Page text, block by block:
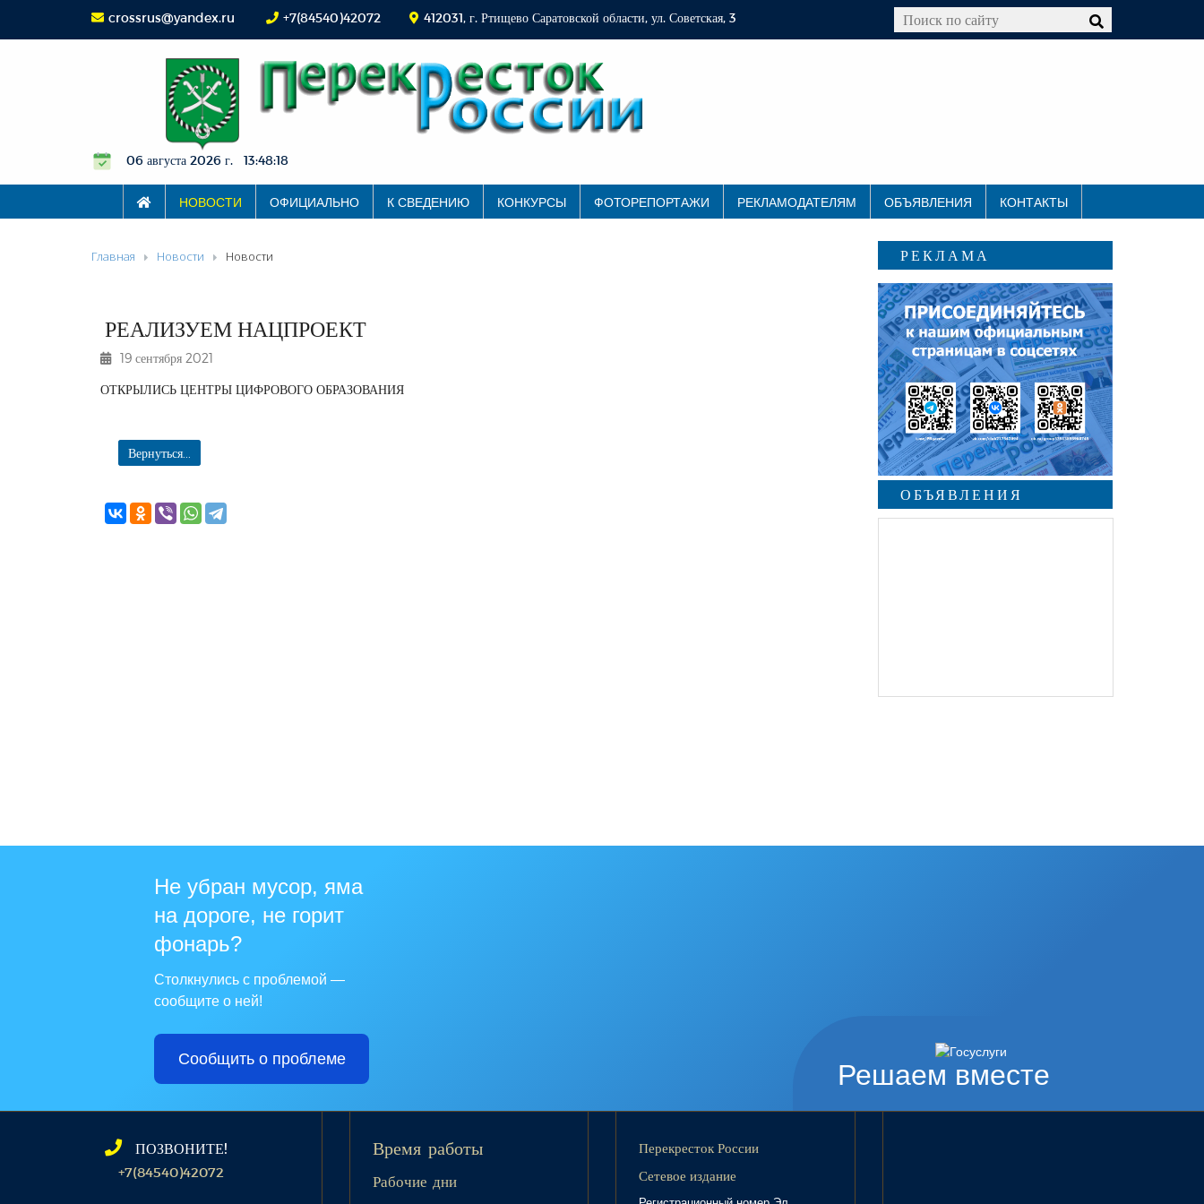
crossrus@yandex.ru +7(84540)42072 412031, г. Ртищево Саратовской области, ул. Советская, 3
06 августа 2026 г. 13:48:19
НОВОСТИ ОФИЦИАЛЬНО К СВЕДЕНИЮ КОНКУРСЫ ФОТОРЕПОРТАЖИ РЕКЛАМОДАТЕЛЯМ ОБЪЯВЛЕНИЯ КОНТАКТЫ
Главная Новости Новости
РЕАЛИЗУЕМ НАЦПРОЕКТ
19 сентября 2021
ОТКРЫЛИСЬ ЦЕНТРЫ ЦИФРОВОГО ОБРАЗОВАНИЯ
Вернуться...
РЕКЛАМА
ОБЪЯВЛЕНИЯ
Решаем вместе
Не убран мусор, яма
на дороге, не горит
фонарь?
Столкнулись с проблемой —
сообщите о ней!
Сообщить о проблеме
ПОЗВОНИТЕ!
+7(84540)42072
Время работы
Рабочие дни
Перекресток России
Сетевое издание